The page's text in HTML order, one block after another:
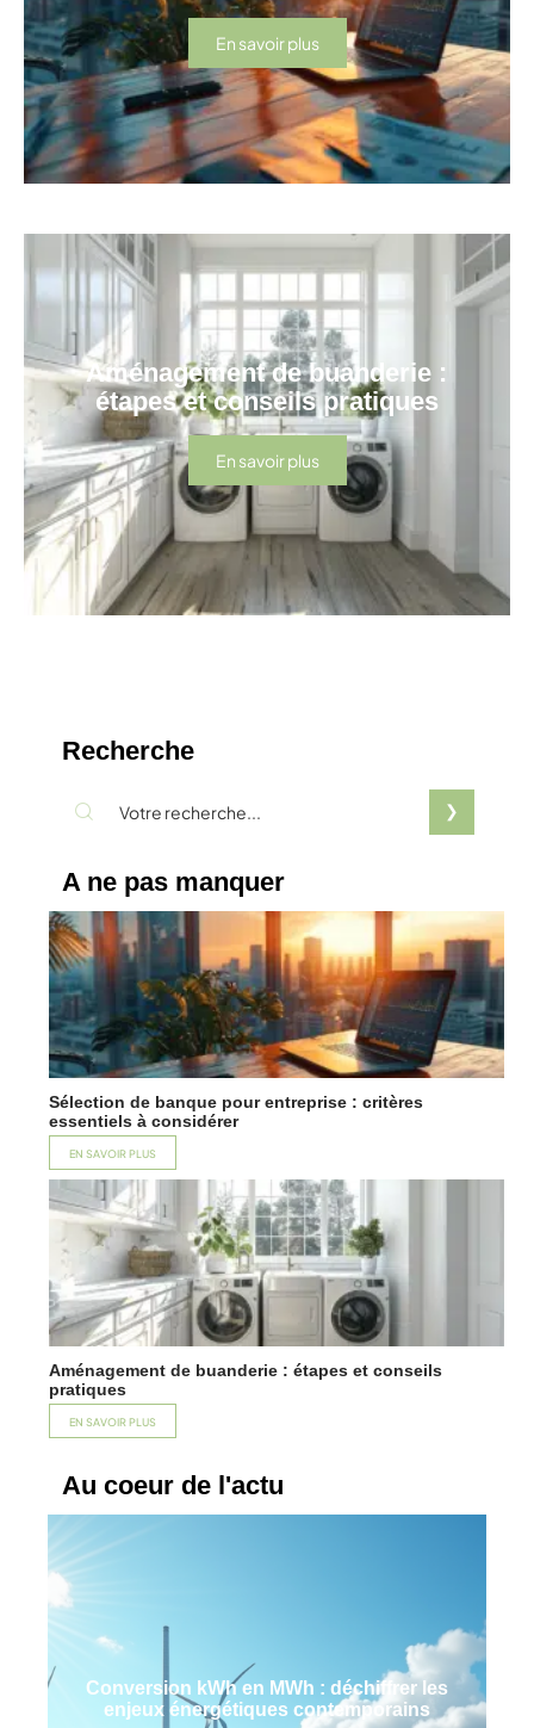
En savoir plus
Aménagement de buanderie :
étapes et conseils pratiques
En savoir plus
Recherche
A ne pas manquer
Sélection de banque pour entreprise : critères
essentiels à considérer
EN SAVOIR PLUS
Aménagement de buanderie : étapes et conseils
pratiques
EN SAVOIR PLUS
Au coeur de l'actu
Conversion kWh en MWh : déchiffrer les
enjeux énergétiques contemporains